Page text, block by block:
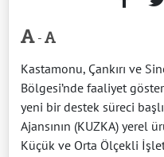
-
Kastamonu, Çankırı ve
Bölgesi’nde faaliyet
yeni bir destek süreci
Ajansının (KUZKA) yerel
Küçük ve Orta Ölçekli